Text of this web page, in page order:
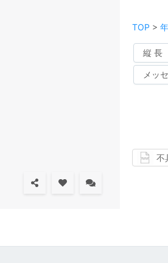
TOP >
縦 長
メッ
不